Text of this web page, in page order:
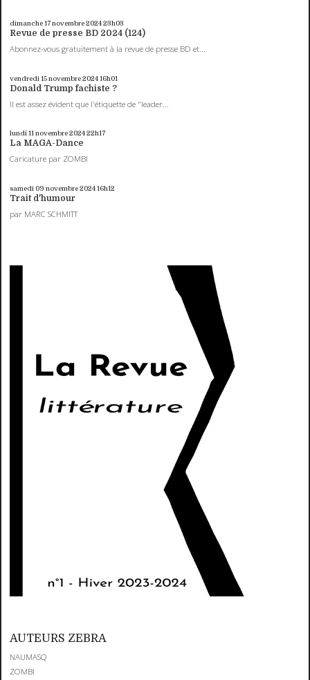
dimanche 17novembre 202423h03
Revue de presse BD 2024 (124)
Abonnez-vous gratuitement à la revue de presse BD et...
vendredi 15novembre 202416h01
Donald Trump fachiste ?
Il est assez évident que l'étiquette de "leader...
lundi 11novembre 202422h17
La MAGA-Dance
Caricature par ZOMBI
samedi 09 novembre 202416h12
Trait d'humour
par MARC SCHMITT
AUTEURS ZEBRA
NAUMASQ
ZOMBI